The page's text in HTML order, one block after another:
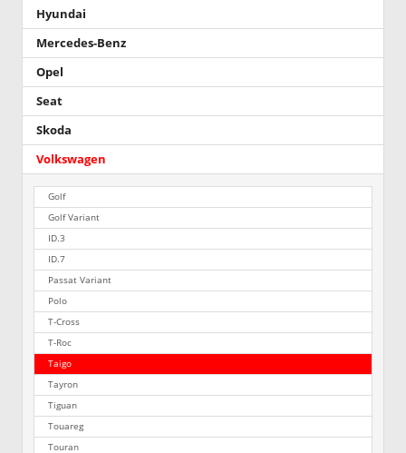
Hyundai
Mercedes-Benz
Opel
Seat
Skoda
Volkswagen
Golf
Golf Variant
ID.3
ID.7
Passat Variant
Polo
T-Cross
T-Roc
Taigo
Tayron
Tiguan
Touareg
Touran